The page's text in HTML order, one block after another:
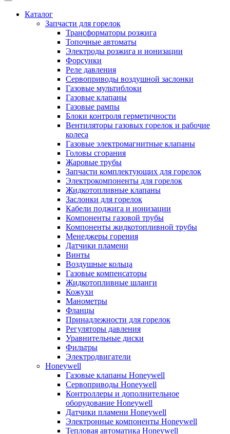
Каталог
Запчасти для горелок
Трансформаторы розжига
Топочные автоматы
Электроды розжига и ионизации
Форсунки
Реле давления
Сервоприводы воздушной заслонки
Газовые мультиблоки
Газовые клапаны
Газовые рампы
Блоки контроля герметичности
Вентиляторы газовых горелок и рабочие
колеса
Газовые электромагнитные клапаны
Головы сгорания
Жаровые трубы
Запчасти комплектующих для горелок
Электрокомпоненты для горелок
Жидкотопливные клапаны
Заслонки для горелок
Кабели поджига и ионизации
Компоненты газовой трубы
Компоненты жидкотопливной трубы
Менеджеры горения
Датчики пламени
Винты
Воздушные кольца
Газовые компенсаторы
Жидкотопливные шланги
Кожухи
Манометры
Фланцы
Принадлежности для горелок
Регуляторы давления
Уравнительные диски
Фильтры
Электродвигатели
Honeywell
Газовые клапаны Honeywell
Сервоприводы Honeywell
Контроллеры и дополнительное
оборудование Honeywell
Датчики пламени Honeywell
Электронные компоненты Honeywell
Тепловая автоматика Honeywell